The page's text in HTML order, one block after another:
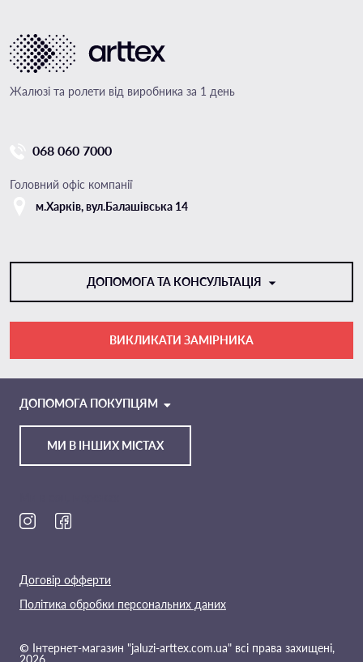
Жалюзі та ролети від виробника за 1 день
068 060 7000
Головний офіс компанії
м.Харкiв, вул.Балашівська 14
ДОПОМОГА ТА КОНСУЛЬТАЦІЯ
TELEGRAM
ВИКЛИКАТИ ЗАМІРНИКА
МИ В ІНШИХ МІСТАХ
ДОПОМОГА ПОКУПЦЯМ
© Інтернет-магазин "jaluzi-arttex.com.ua" всі права захищені,
2026.
Договір офферти
Політика обробки персональних даних